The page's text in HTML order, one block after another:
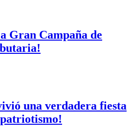
Gran Campaña de
una verdadera fiesta